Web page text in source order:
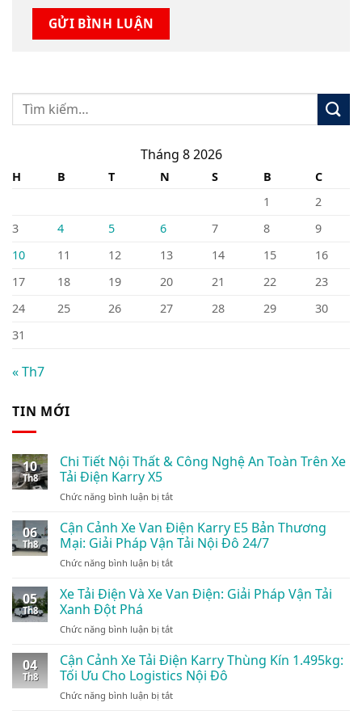
Tháng 8 2026
H B T N S B
C
1
2
3
4 5 6 7 8
9
10
11 12 13 14 15
16
17
18 19 20 21 22
23
24
25 26 27 28 29
30
31
« Th7
TIN MỚI
10
Th8
Chi Tiết Nội Thất & Công Nghệ An Toàn Trên Xe
Tải Điện Karry X5
Chức năng bình luận bị tắtở
Tiết
Nội
Thất
&
Nghệ
Trên
Tải
Điện
X5
06
Th8
Cận Cảnh Xe Van Điện Karry E5 Bản Thương
Mại: Giải Pháp Vận Tải Nội Đô 24/7
Chức năng bình luận bị tắtở
Cảnh
Điện
E5
Bản
Thương
Mại:
05
Th8
Xe Tải Điện Và Xe Van Điện: Giải Pháp Vận Tải
Xanh Đột Phá
Chức năng bình luận bị tắtở
Tải
Điện
Và
Xe
04
Th8
Cận Cảnh Xe Tải Điện Karry Thùng Kín 1.495kg:
Tối Ưu Cho Logistics Nội Đô
Chức năng bình luận bị tắtở